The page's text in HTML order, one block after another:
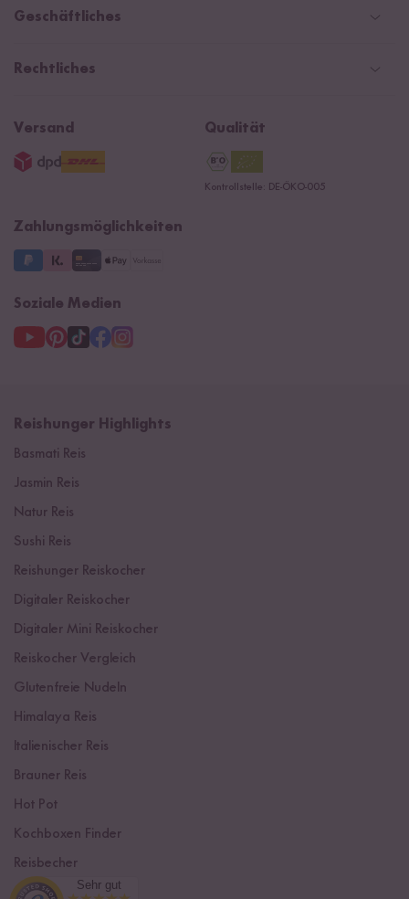
Niederlande
Zahlarten
Kontaktformular
Newsletter
Magazin & News
Navacopah
15 Jahre Reishunger
Geschäftliches
Social Media Kooperationen
B2B
Jobs
Rechtliches
Datenschutzerklärung
3 Jahre Garantie
Versand Qualität
Kontrollstelle: DE-ÖKO-005
Zahlungsmöglichkeiten
Soziale Medien
Reishunger Highlights
Basmati Reis
Jasmin Reis
Natur Reis
Sushi Reis
Reishunger Reiskocher
Digitaler Reiskocher
Digitaler Mini Reiskocher
Reiskocher Vergleich
Glutenfreie Nudeln
Himalaya Reis
Italienischer Reis
Brauner Reis
Hot Pot
Kochboxen Finder
Reisbecher
Sushi Einsteiger Box
Sehr gut